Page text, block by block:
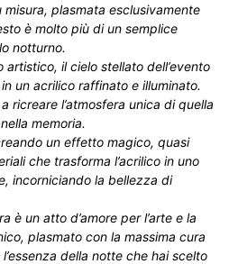
misura, plasmata esclusivamente
è molto più di un semplice
notturno.
artistico, il cielo stellato dell’evento
un acrilico raffinato e illuminato.
ricreare l’atmosfera unica di quella
memoria.
un effetto magico, quasi
che trasforma l’acrilico in uno
incorniciando la bellezza di
è un atto d’amore per l’arte e la
plasmato con la massima cura
della notte che hai scelto